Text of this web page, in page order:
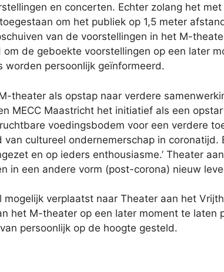
en concerten. Echter zolang het
om het publiek op 1,5 meter
van de voorstellingen in het M-
de geboekte voorstellingen op een later
worden persoonlijk geïnformeerd.
theater als opstap naar verdere
MECC Maastricht het initiatief als een
voedingsbodem voor een verdere
cultureel ondernemerschap in
en op ieders enthousiasme.’ Theater
in een andere vorm (post-corona) nieuw
verplaatst naar Theater aan het
het M-theater op een later moment te
persoonlijk op de hoogte gesteld.